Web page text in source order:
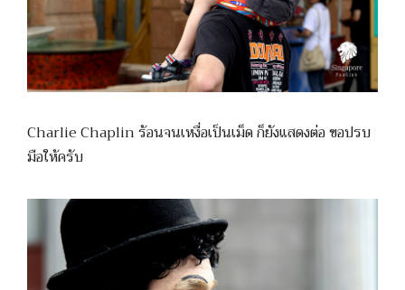
Charlie Chaplin ร้อนจนเหงื่อเป็นเม็ด ก็ยังแสดงต่อ ขอปรบ
มือให้ครับ